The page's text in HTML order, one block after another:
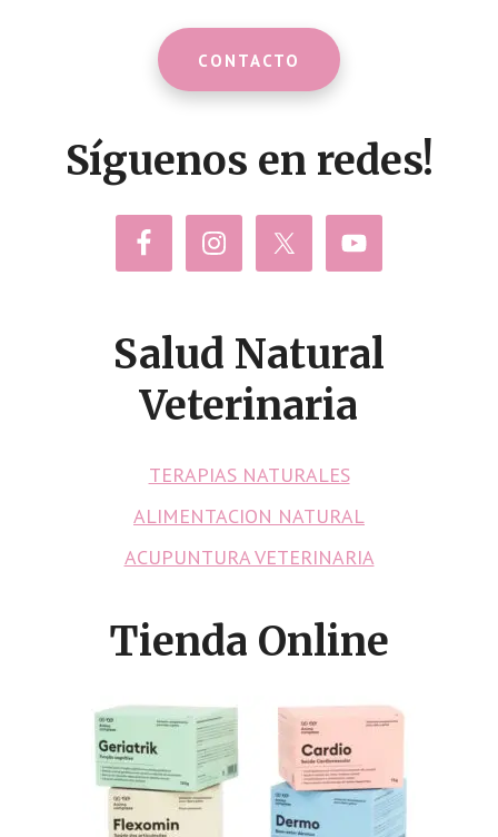
CONTACTO
Síguenos en redes!
Salud Natural
Veterinaria
TERAPIAS NATURALES
ALIMENTACION NATURAL
ACUPUNTURA VETERINARIA
Tienda Online